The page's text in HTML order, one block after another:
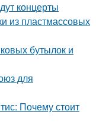
концерты
из пластмассовых
бутылок и
для
Почему стоит